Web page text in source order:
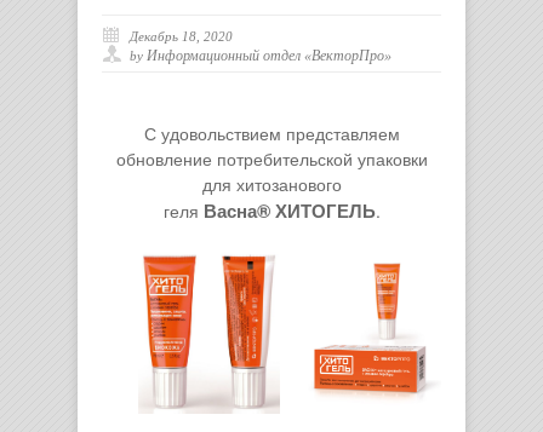
Декабрь 18, 2020
by Информационный отдел «ВекторПро»
С удовольствием представляем
обновление потребительской упаковки
для хитозанового
геля Васна® ХИТОГЕЛЬ.